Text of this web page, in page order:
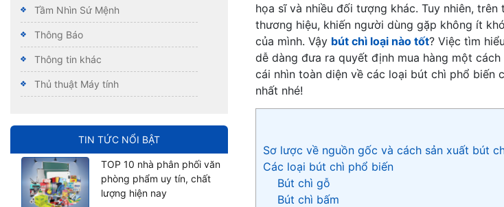
Tầm Nhìn Sứ Mệnh
Thông Báo
Thông tin khác
Thủ thuật Máy tính
TIN TỨC NỔI BẬT
TOP 10 nhà phân phối văn
phòng phẩm uy tín, chất
lượng hiện nay
họa sĩ và nhiều đối tượng khác. Tuy nhiên,
thương hiệu, khiến người dùng gặp không ít
của mình. Vậy bút chì loại nào tốt? Việc tìm
dễ dàng đưa ra quyết định mua hàng một
cái nhìn toàn diện về các loại bút chì phổ biến
nhất nhé!
Sơ lược về nguồn gốc và cách sản xuất bút
Các loại bút chì phổ biến
Bút chì gỗ
Bút chì bấm